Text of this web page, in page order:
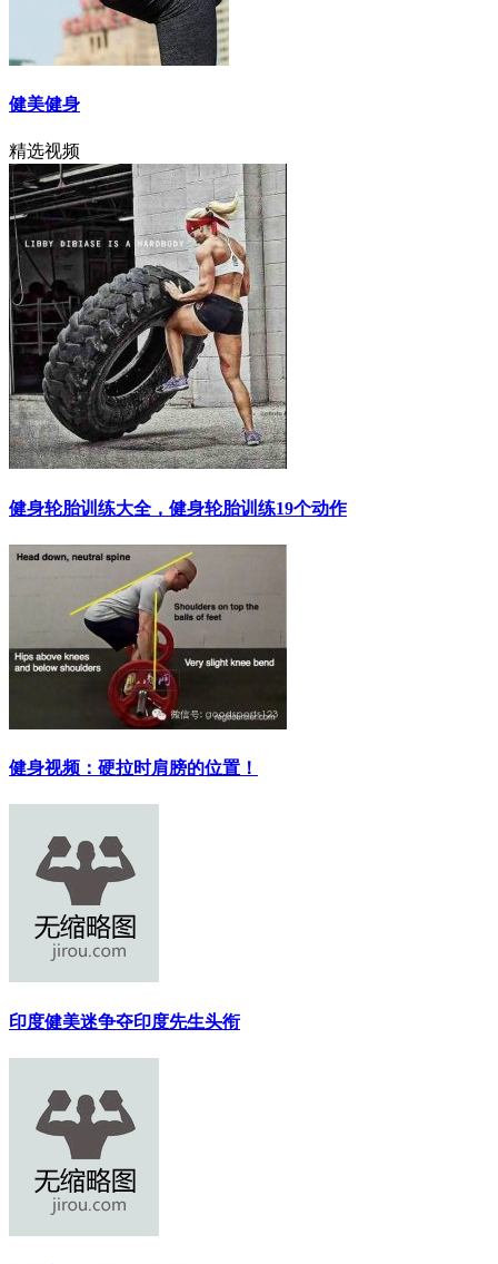
健美健身
精选视频
健身轮胎训练大全，健身轮胎训练19个动作
健身视频：硬拉时肩膀的位置！
印度健美迷争夺印度先生头衔